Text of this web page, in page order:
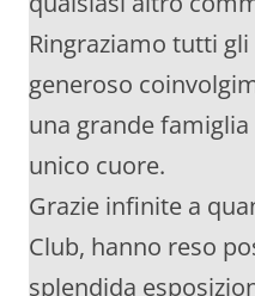
Ringraziamo tutti
generoso
una grande
unico cuore.
Grazie infinite a
Club, hanno reso
splendida